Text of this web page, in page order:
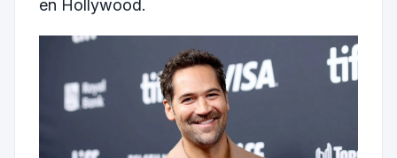
en Hollywood.